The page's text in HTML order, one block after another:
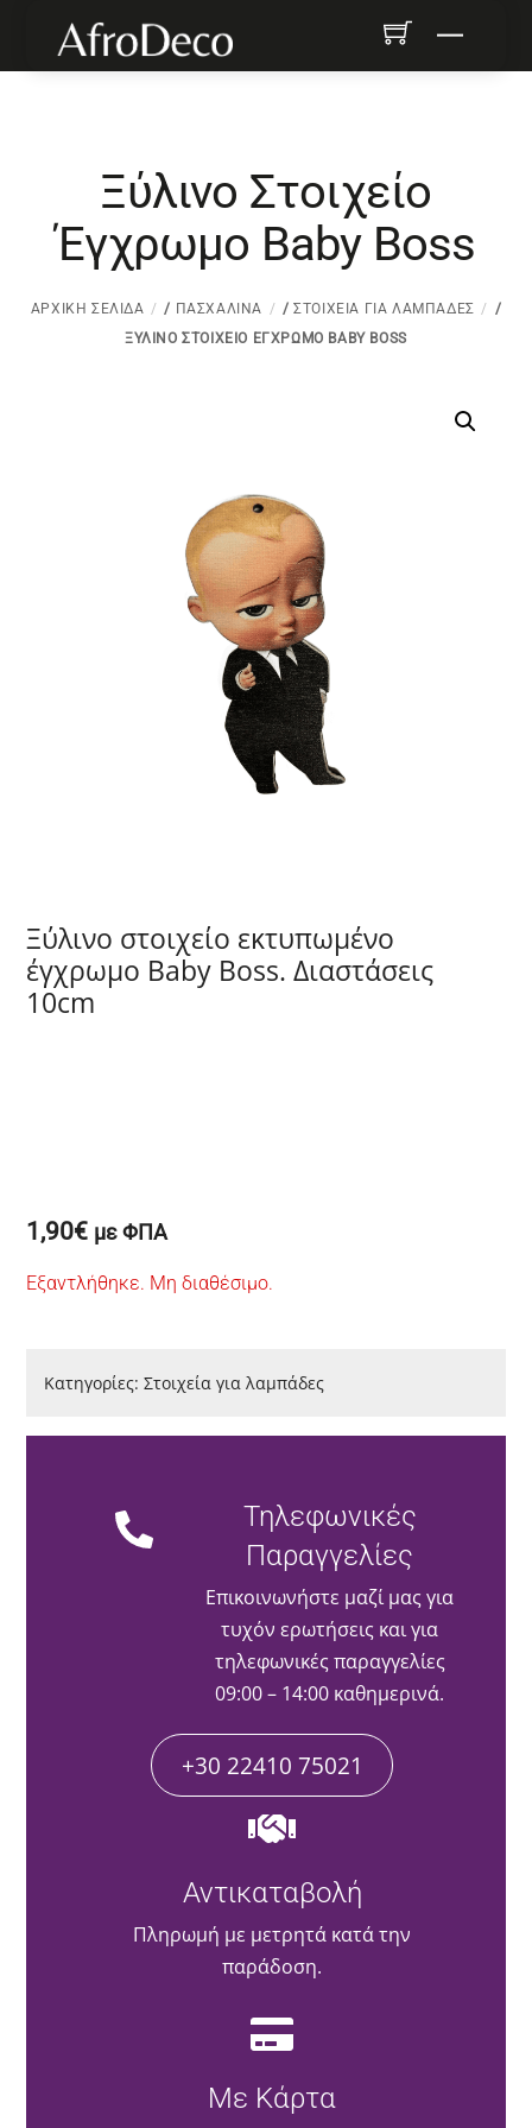
content
Menu
Ξύλινο Στοιχείο
Έγχρωμο Baby Boss
ΑΡΧΙΚΉ ΣΕΛΊΔΑ / ΠΑΣΧΑΛΙΝΆ /ΣΤΟΙΧΕΊΑ ΓΙΑ ΛΑΜΠΆΔΕΣ
/
ΞΎΛΙΝΟ ΣΤΟΙΧΕΊΟ ΈΓΧΡΩΜΟ BABY BOSS
Ξύλινο στοιχείο εκτυπωμένο
έγχρωμο Baby Boss. Διαστάσεις
10cm
1,90€ με ΦΠΑ
Εξαντλήθηκε. Μη διαθέσιμο.
Κατηγορίες:Στοιχεία για λαμπάδες
Τηλεφωνικές
Παραγγελίες
Επικοινωνήστε μαζί μας για
τυχόν ερωτήσεις και για
τηλεφωνικές παραγγελίες
09:00 – 14:00 καθημερινά.
+30 22410 75021
Αντικαταβολή
Πληρωμή με μετρητά κατά την
παράδοση.
Με Κάρτα